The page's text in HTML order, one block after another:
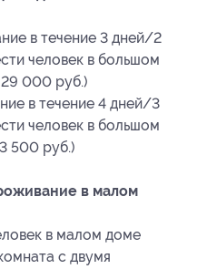
в течение 3 дней/2
человек в большом
000 руб.)
в течение 4 дней/3
человек в большом
500 руб.)
в малом
в малом доме
с двумя